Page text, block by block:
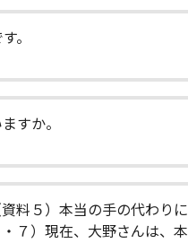
。
すか。
料５）本当の手の代わり
７）現在、大野さんは、